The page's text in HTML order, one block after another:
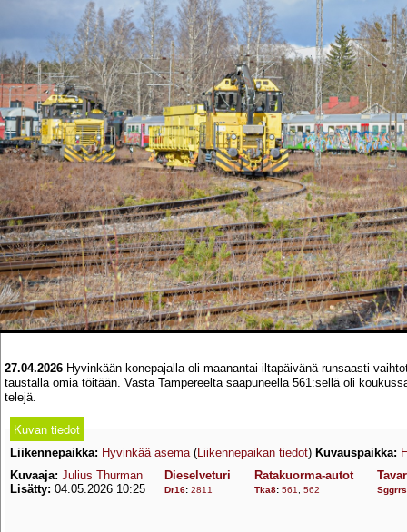
27.04.2026 Hyvinkään konepajalla oli maanantai-iltapäivänä runsaasti
taustalla omia töitään. Vasta Tampereelta saapuneella 561:sellä oli
telejä.
Kuvan tiedot
Liikennepaikka: Hyvinkää asema (Liikennepaikan tiedot) Kuvauspaikka:
Kuvaaja: Julius Thurman
Lisätty: 04.05.2026 10:25
Dieselveturi
Dr16: 2811
Ratakuorma-autot
Tka8: 561 562 Sggrrs